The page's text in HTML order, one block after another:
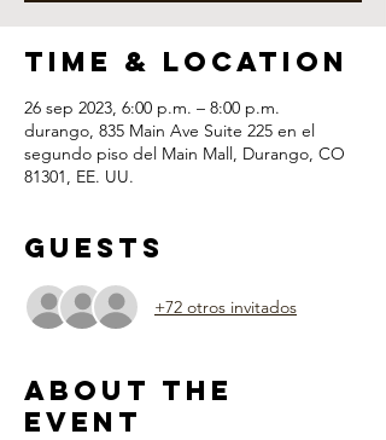
Time & Location
26 sep 2023, 6:00 p.m. – 8:00 p.m.
durango, 835 Main Ave Suite 225 en el
segundo piso del Main Mall, Durango, CO
81301, EE. UU.
Guests
+72 otros invitados
About the
Event